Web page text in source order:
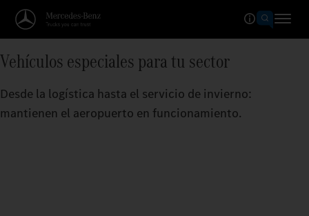
Vehículos especiales para tu sector
Desde la logística hasta el servicio de invierno:
mantienen el aeropuerto en funcionamiento.